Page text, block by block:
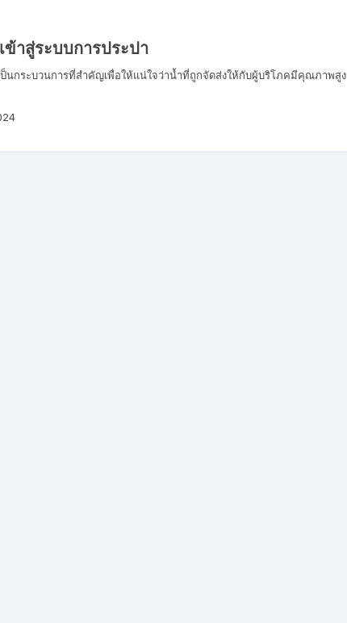
าสู่ระบบการประปา
ป็นกระบวนการที่สำคัญเพื่อให้แน่ใจว่าน้ำที่ถูกจัดส่งให้กับผู้บริโภคมีคุณภาพสูง